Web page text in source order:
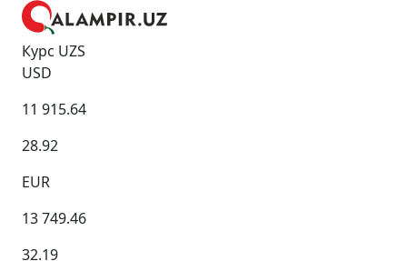
Курс UZS
USD
11 915.64
28.92
EUR
13 749.46
32.19